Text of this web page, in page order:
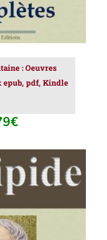
: Oeuvres
epub, pdf, Kindle
€